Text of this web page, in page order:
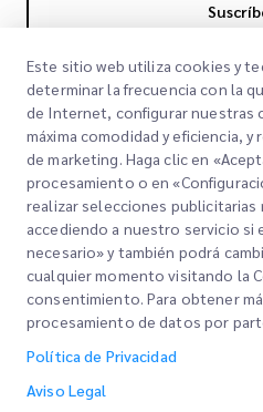
Al suscribirte aceptas nuestra Política
Privacidad
Links Rápidos
Oficinas
Solicitar una cotización
Corporativo
Sobre nosotros
Nuestros Servicios
Este sitio web utiliza cookies y
determinar la frecuencia con la
de Internet, configurar nuestras
máxima comodidad y eficiencia,
de marketing. Haga clic en
procesamiento o en
realizar selecciones publicitarias
accediendo a nuestro servicio
necesario» y también podrá
cualquier momento visitando la
consentimiento. Para obtener
procesamiento de datos por
Política de Privacidad
Aviso Legal